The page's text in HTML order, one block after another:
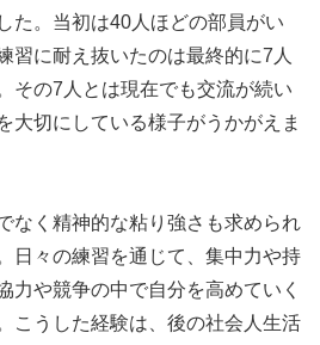
た。当初は40人ほどの部員がい
習に耐え抜いたのは最終的に7人
その7人とは現在でも交流が続い
大切にしている様子がうかがえま
なく精神的な粘り強さも求められ
日々の練習を通じて、集中力や持
力や競争の中で自分を高めていく
こうした経験は、後の社会人生活